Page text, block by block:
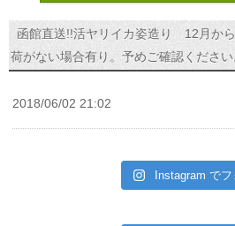
函館直送!!活ヤリイカ姿造り 12月か
荷がない場合有り。予めご確認ください
2018/06/02 21:02
Instagram で